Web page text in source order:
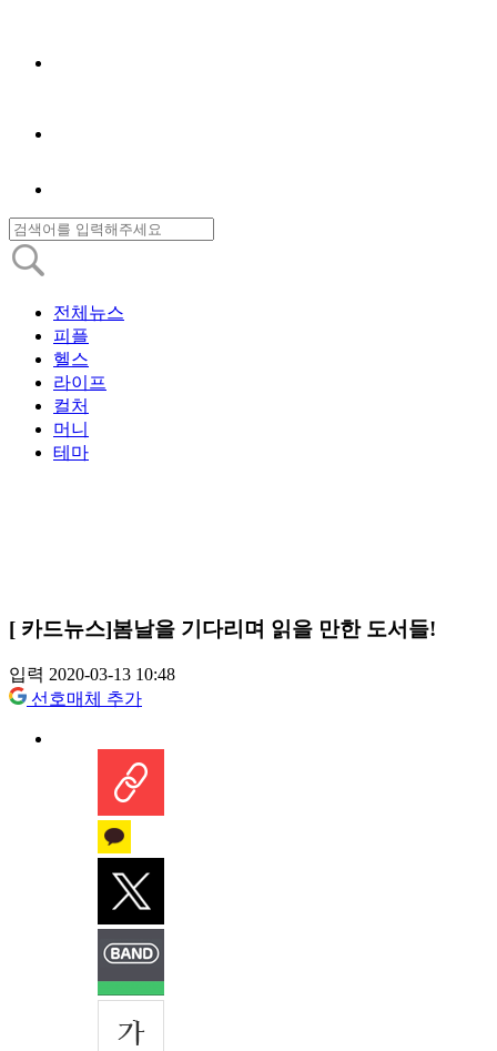
전체뉴스
피플
헬스
라이프
컬처
머니
테마
[ 카드뉴스]봄날을 기다리며 읽을 만한 도서들!
입력 2020-03-13 10:48
선호매체 추가